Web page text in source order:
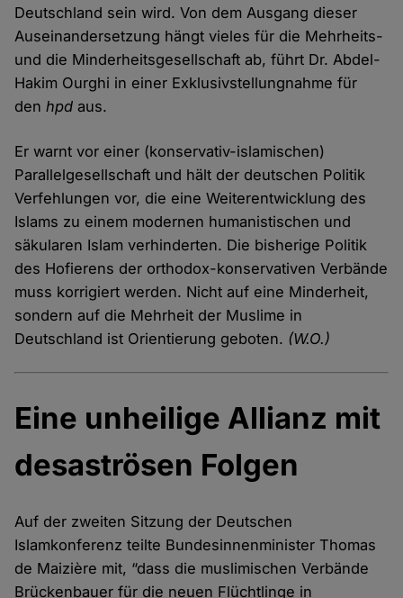
Deutschland sein wird. Von dem Ausgang dieser
Auseinandersetzung hängt vieles für die Mehrheits-
und die Minderheitsgesellschaft ab, führt Dr. Abdel-
Hakim Ourghi in einer Exklusivstellungnahme für
denhpd aus.
Er warnt vor einer (konservativ-islamischen)
Parallelgesellschaft und hält der deutschen Politik
Verfehlungen vor, die eine Weiterentwicklung des
Islams zu einem modernen humanistischen und
säkularen Islam verhinderten. Die bisherige Politik
des Hofierens der orthodox-konservativen Verbände
muss korrigiert werden. Nicht auf eine Minderheit,
sondern auf die Mehrheit der Muslime in
Deutschland ist Orientierung geboten. (W.O.)
Eine unheilige Allianz mit
desaströsen Folgen
Auf der zweiten Sitzung der Deutschen
Islamkonferenz teilte Bundesinnenminister Thomas
de Maizière mit, “dass die muslimischen Verbände
Brückenbauer für die neuen Flüchtlinge in